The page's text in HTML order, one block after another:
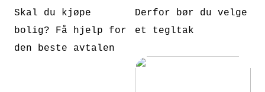
Skal du kjøpe
bolig? Få hjelp for
den beste avtalen
Derfor bør du velge
et tegltak